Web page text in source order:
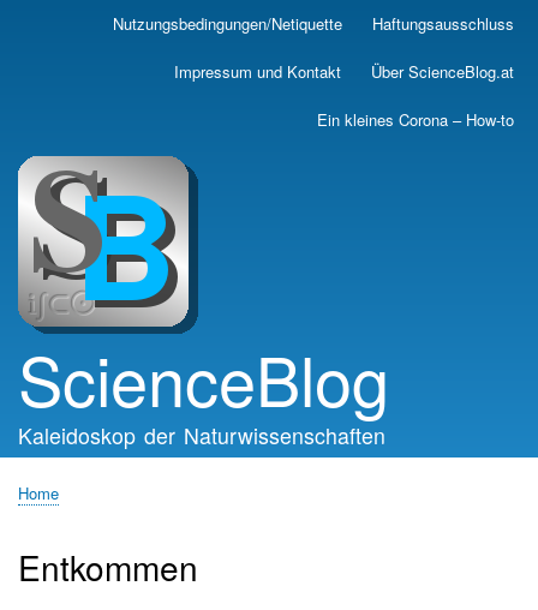
Skip
main
Nutzungsbedingungen/Netiquette Haftungsausschluss
Impressum und Kontakt Über ScienceBlog.at
Ein kleines Corona – How-to
ScienceBlog
Kaleidoskop der Naturwissenschaften
Home
Entkommen